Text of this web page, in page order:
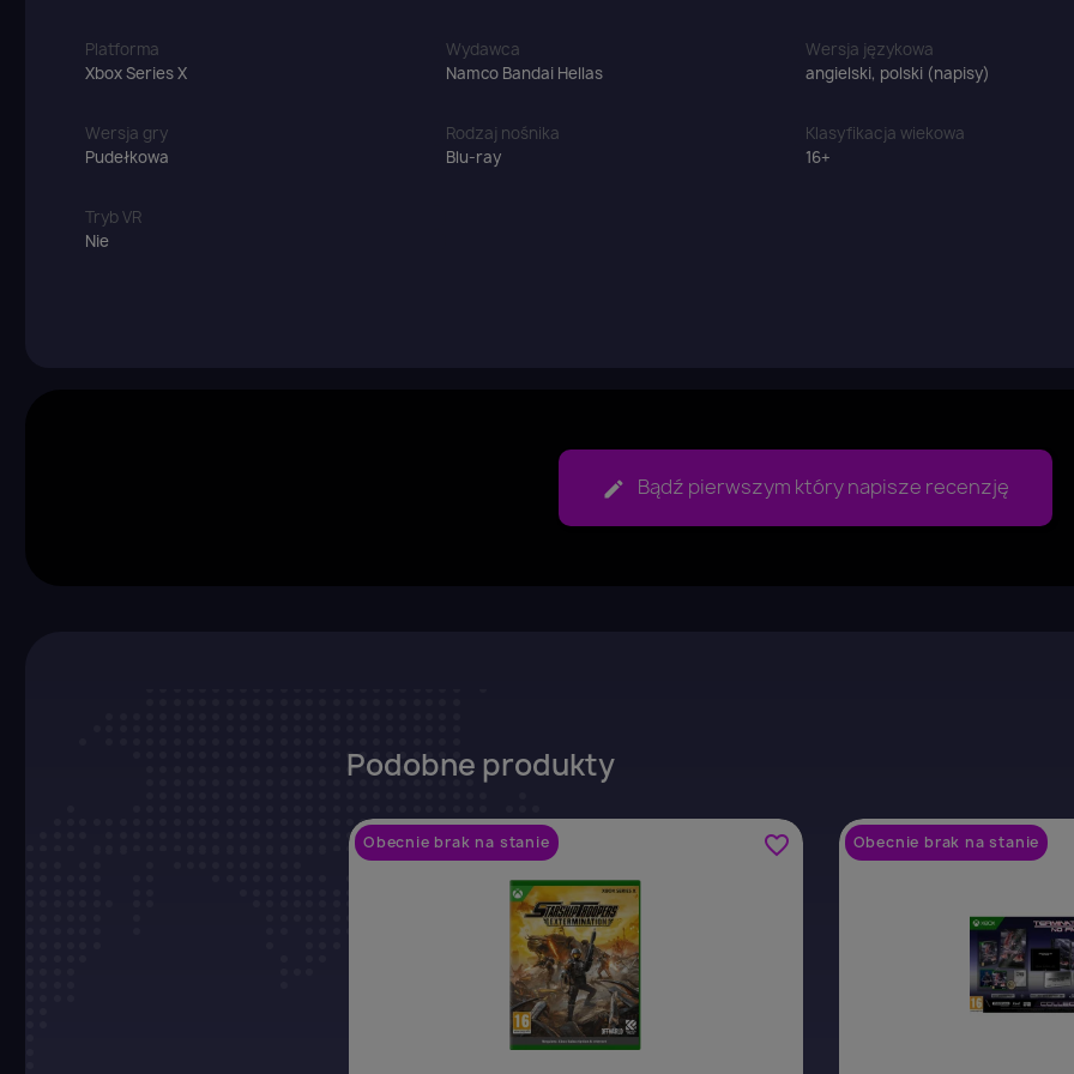
Platforma
Xbox Series X
Wydawca
Namco Bandai Hellas
Wersja językowa
angielski, polski (napisy)
Wersja gry
Pudełkowa
Rodzaj nośnika
Blu-ray
Klasyfikacja wiekowa
16+
Tryb VR
Nie
Bądź pierwszym który napisze recenzję
Podobne produkty
Obecnie brak na stanie favorite_border Obecnie brak na stanie